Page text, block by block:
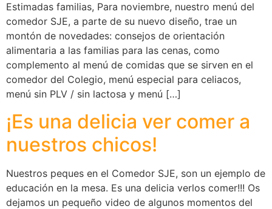
Estimadas familias, Para noviembre, nuestro menú del
comedor SJE, a parte de su nuevo diseño, trae un
montón de novedades: consejos de orientación
alimentaria a las familias para las cenas, como
complemento al menú de comidas que se sirven en el
comedor del Colegio, menú especial para celiacos,
menú sin PLV / sin lactosa y menú […]
¡Es una delicia ver comer a
nuestros chicos!
Nuestros peques en el Comedor SJE, son un ejemplo de
educación en la mesa. Es una delicia verlos comer!!! Os
dejamos un pequeño video de algunos momentos del